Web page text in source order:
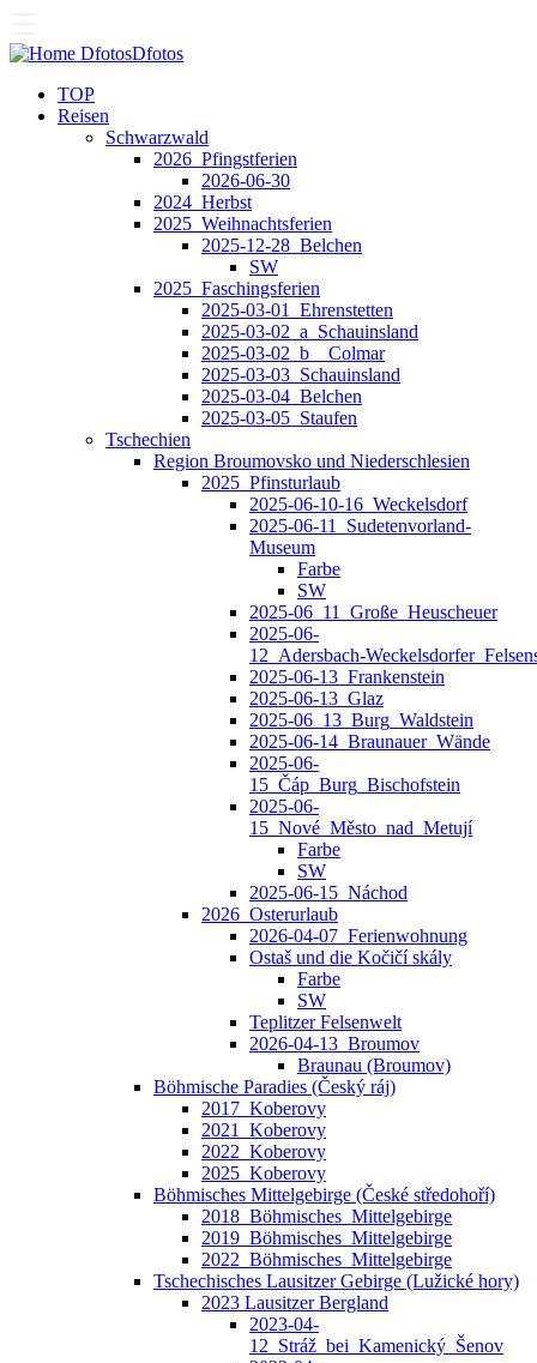
DfotosDfotos
TOP
Reisen
Schwarzwald
2026_Pfingstferien
2026-06-30
2024_Herbst
2025_Weihnachtsferien
2025-12-28_Belchen
SW
2025_Faschingsferien
2025-03-01_Ehrenstetten
2025-03-02_a_Schauinsland
2025-03-02_b__Colmar
2025-03-03_Schauinsland
2025-03-04_Belchen
2025-03-05_Staufen
Tschechien
Region Broumovsko und Niederschlesien
2025_Pfinsturlaub
2025-06-10-16_Weckelsdorf
2025-06-11_Sudetenvorland-
Museum
Farbe
SW
2025-06_11_Große_Heuscheuer
2025-06-
2025-06-13_Frankenstein
2025-06-13_Glaz
2025-06_13_Burg_Waldstein
2025-06-14_Braunauer_Wände
2025-06-
15_Čáp_Burg_Bischofstein
2025-06-
15_Nové_Město_nad_Metují
Farbe
SW
2025-06-15_Náchod
2026_Osterurlaub
2026-04-07_Ferienwohnung
Ostaš und die Kočičí skály
Farbe
SW
Teplitzer Felsenwelt
2026-04-13_Broumov
Braunau (Broumov)
Böhmische Paradies (Český ráj)
2017_Koberovy
2021_Koberovy
2022_Koberovy
2025_Koberovy
Böhmisches Mittelgebirge (České středohoří)
2018_Böhmisches_Mittelgebirge
2019_Böhmisches_Mittelgebirge
2022_Böhmisches_Mittelgebirge
Tschechisches Lausitzer Gebirge (Lužické hory)
2023 Lausitzer Bergland
2023-04-
12_Stráž_bei_Kamenický_Šenov